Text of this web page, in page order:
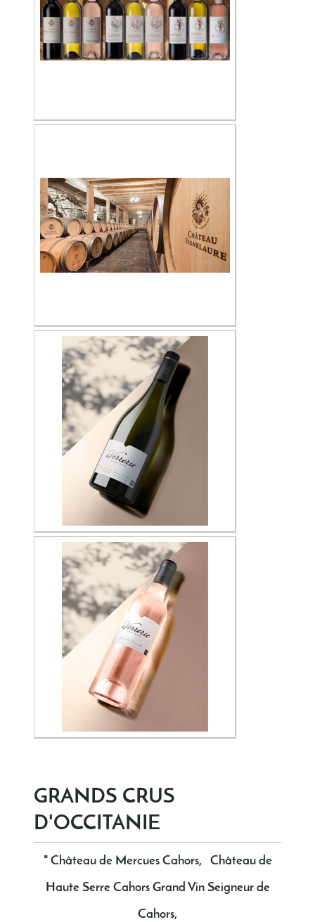
GRANDS CRUS
D'OCCITANIE
" Château de Mercues Cahors, Château de
Haute Serre Cahors Grand Vin Seigneur de
Cahors,